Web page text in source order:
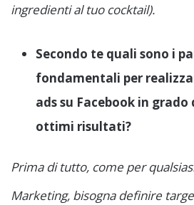
ingredienti al tuo cocktail).
Secondo te quali sono i
fondamentali per
ads su Facebook in
ottimi risultati?
Prima di tutto, come per
Marketing, bisogna definire